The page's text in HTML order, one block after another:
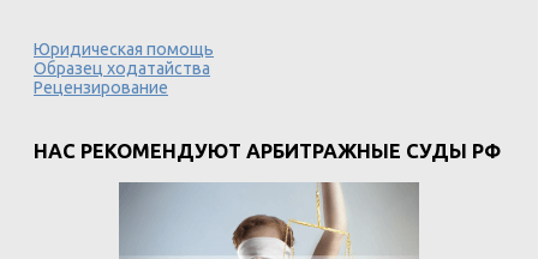
Юридическая помощь
Образец ходатайства
Рецензирование
НАС РЕКОМЕНДУЮТ АРБИТРАЖНЫЕ СУДЫ РФ